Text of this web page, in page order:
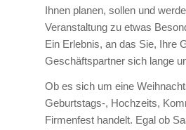
Ihnen planen, sollen und
Veranstaltung zu etwas
Ein Erlebnis, an das Sie, Ihre
Geschäftspartner sich lange
Ob es sich um eine
Geburtstags-, Hochzeits,
Firmenfest handelt. Egal ob